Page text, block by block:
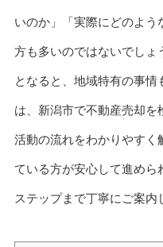
いのか」「実際にどのよ
方も多いのではないでしょ
となると、地域特有の事
は、新潟市で不動産売却を
活動の流れをわかりやすく
ている方が安心して進めら
ステップまで丁寧にご案内